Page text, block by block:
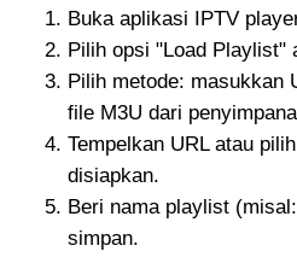
Buka aplikasi IPTV
Pilih opsi "Load Playlist"
Pilih metode: masukkan
file M3U dari
Tempelkan URL atau
disiapkan.
Beri nama playlist
simpan.